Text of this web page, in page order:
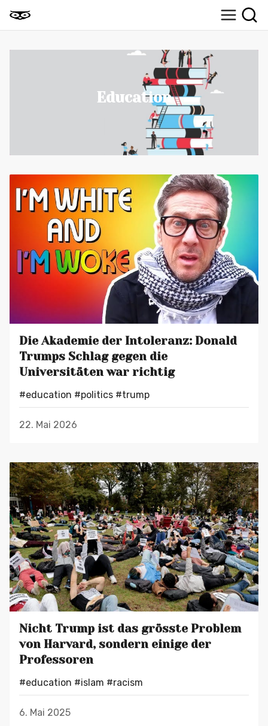
Education
Die Akademie der Intoleranz: Donald
Trumps Schlag gegen die
Universitäten war richtig
#education #politics #trump
22. Mai 2026
Nicht Trump ist das grösste Problem
von Harvard, sondern einige der
Professoren
#education #islam #racism
6. Mai 2025